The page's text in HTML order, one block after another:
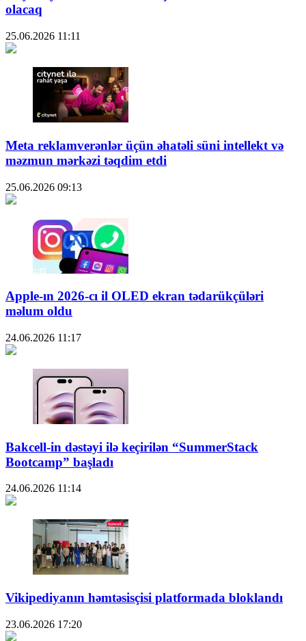
olacaq
25.06.2026 11:11
Meta reklamverənlər üçün əhatəli süni intellekt və
məzmun mərkəzi təqdim etdi
25.06.2026 09:13
Apple-ın 2026-cı il OLED ekran tədarükçüləri
məlum oldu
24.06.2026 11:17
Bakcell-in dəstəyi ilə keçirilən “SummerStack
Bootcamp” başladı
24.06.2026 11:14
Vikipediyanın həmtəsisçisi platformada bloklandı
23.06.2026 17:20